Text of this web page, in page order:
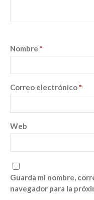
Nombre *
Correo electrónico*
Web
Guarda mi nombre,
navegador para la